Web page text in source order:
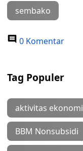
sembako
0 Komentar
Tag Populer
aktivitas ekonomi
BBM Nonsubsidi